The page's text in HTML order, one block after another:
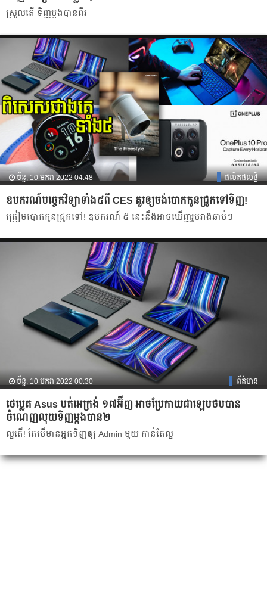
ស្រួលតើ ទិញម្តងបានពីរ
ច័ន្ទ, 10 មករា 2022 04:48 ផលិតផលថ្មី
ឧបករណ៍បច្ចេកវិទ្យាទាំង៥ពី CES គួរឲ្យចង់បោកកូនជ្រូកទៅទិញ!
ត្រៀមបោកកូនជ្រូកទៅ! ឧបករណ៍ ៥ នេះនឹងអាចឃើញរូបរាងឆាប់ៗ
ច័ន្ទ, 10 មករា 2022 00:30 ព័ត៌មាន
ថេប្លេត Asus បត់អេក្រង់ ១៧អ៊ីញ អាចប្រែកាយជាឡេបថបបាន
ចំណេញលុយទិញម្តងបាន២
ល្អតើ! តែបើមានអ្នកទិញឲ្យ Admin មួយ កាន់តែល្អ